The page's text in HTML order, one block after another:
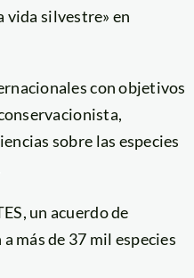
vida silvestre» en
con objetivos
sobre las especies
un acuerdo de
más de 37 mil especies